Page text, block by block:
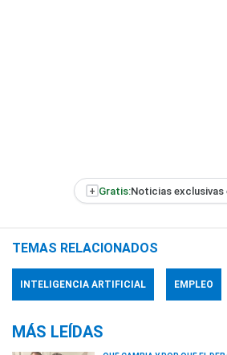
+ Gratis:Noticias exclusivas
TEMAS RELACIONADOS
INTELIGENCIA ARTIFICIAL EMPLEO
MÁS LEÍDAS